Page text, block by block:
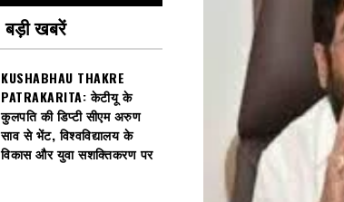
बड़ी खबरें
KUSHABHAU THAKRE
PATRAKARITA: केटीयू के
कुलपति की डिप्टी सीएम अरुण
साव से भेंट, विश्वविद्यालय के
विकास और युवा सशक्तिकरण पर